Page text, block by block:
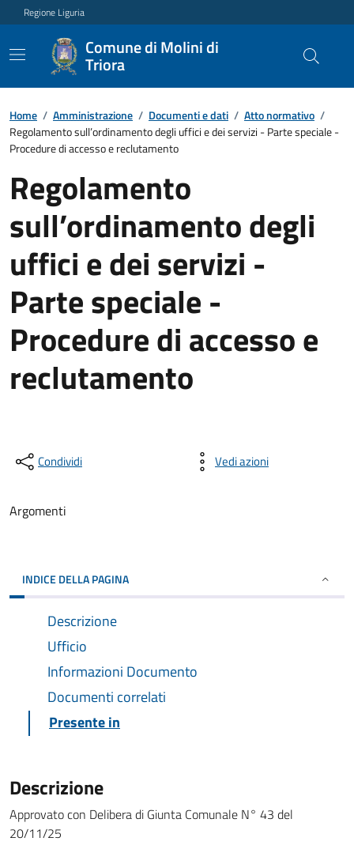
Regione Liguria
Comune di Molini di
Triora
Home / Amministrazione / Documenti e dati / Atto normativo /
Regolamento sull’ordinamento degli uffici e dei servizi - Parte speciale -
Procedure di accesso e reclutamento
Regolamento
sull’ordinamento degli
uffici e dei servizi -
Parte speciale -
Procedure di accesso e
reclutamento
Condividi Vedi azioni
Argomenti
INDICE DELLA PAGINA
Descrizione
Ufficio
Informazioni Documento
Documenti correlati
Presente in
Descrizione
Approvato con Delibera di Giunta Comunale N° 43 del
20/11/25